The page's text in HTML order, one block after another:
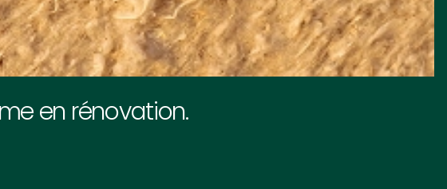
en rénovation.